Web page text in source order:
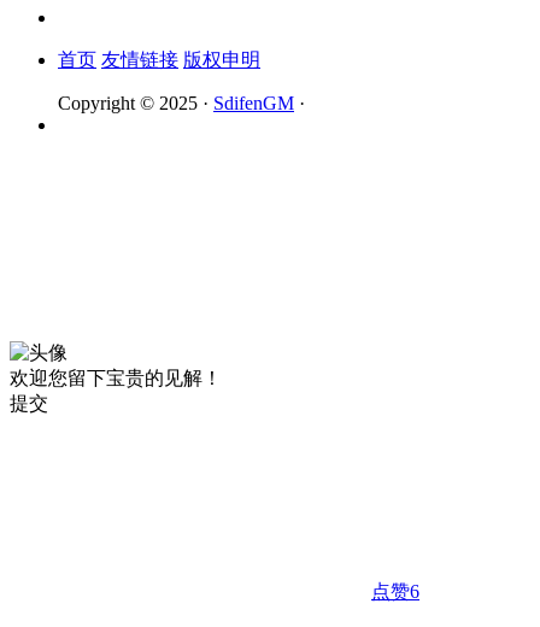
首页 友情链接 版权申明
Copyright © 2025 · SdifenGM ·
欢迎您留下宝贵的见解！
提交
点赞6